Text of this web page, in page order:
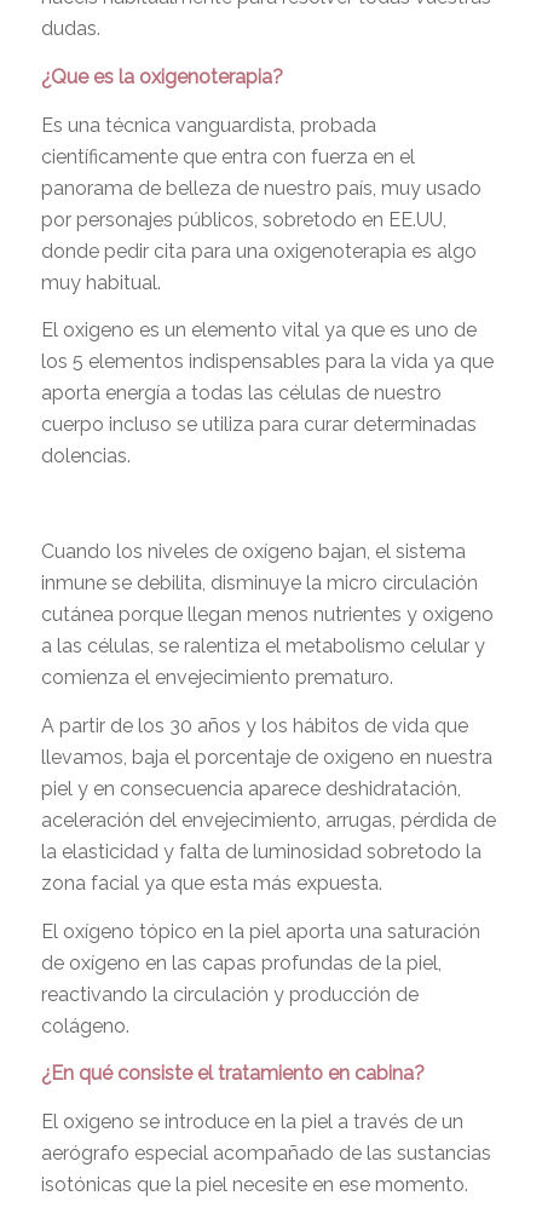
dudas.
¿Que es la oxigenoterapia?
Es una técnica vanguardista, probada
científicamente que entra con fuerza en el
panorama de belleza de nuestro país, muy usado
por personajes públicos, sobretodo en EE.UU,
donde pedir cita para una oxigenoterapia es algo
muy habitual.
El oxigeno es un elemento vital ya que es uno de
los 5 elementos indispensables para la vida ya que
aporta energía a todas las células de nuestro
cuerpo incluso se utiliza para curar determinadas
dolencias.
Cuando los niveles de oxígeno bajan, el sistema
inmune se debilita, disminuye la micro circulación
cutánea porque llegan menos nutrientes y oxigeno
a las células, se ralentiza el metabolismo celular y
comienza el envejecimiento prematuro.
A partir de los 30 años y los hábitos de vida que
llevamos, baja el porcentaje de oxigeno en nuestra
piel y en consecuencia aparece deshidratación,
aceleración del envejecimiento, arrugas, pérdida de
la elasticidad y falta de luminosidad sobretodo la
zona facial ya que esta más expuesta.
El oxígeno tópico en la piel aporta una saturación
de oxígeno en las capas profundas de la piel,
reactivando la circulación y producción de
colágeno.
¿En qué consiste el tratamiento en cabina?
El oxigeno se introduce en la piel a través de un
aerógrafo especial acompañado de las sustancias
isotónicas que la piel necesite en ese momento.